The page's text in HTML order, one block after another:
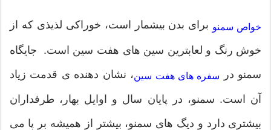
خواص سمنو برای بدن بیشمار است، خوراکی لذیذی که از
خوش رنگ‌ و‌ لعابترین سین‌ های هفت‌ سین است. جایگاه
سمنو در
سفره های هفت سین، نشان دهنده ی قدمت زیاد
آن است. سمنو، در پایان سال و اوایل بهار، طرفداران
بیشتری دارد و دیگ های سمنو، بیشتر از همیشه بر پا می